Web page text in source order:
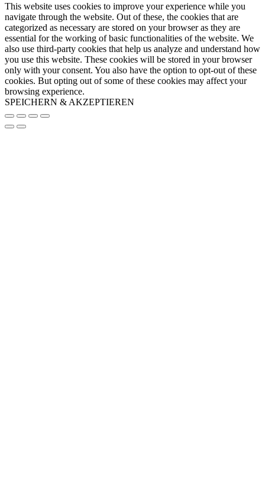
This website uses cookies to improve your experience while you
navigate through the website. Out of these, the cookies that are
categorized as necessary are stored on your browser as they are
essential for the working of basic functionalities of the website. We
also use third-party cookies that help us analyze and understand how
you use this website. These cookies will be stored in your browser
only with your consent. You also have the option to opt-out of these
cookies. But opting out of some of these cookies may affect your
browsing experience.
SPEICHERN & AKZEPTIEREN